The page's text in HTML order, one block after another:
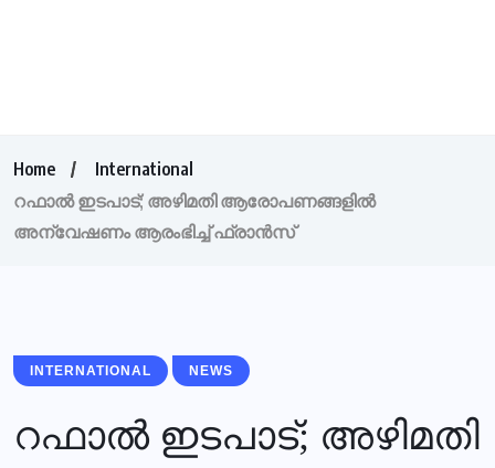
Home
International
റഫാല്‍ ഇടപാട്; അഴിമതി ആരോപണങ്ങളില്‍
അന്വേഷണം ആരംഭിച്ച് ഫ്രാന്‍സ്
INTERNATIONAL NEWS
റഫാല്‍ ഇടപാട്; അഴിമതി